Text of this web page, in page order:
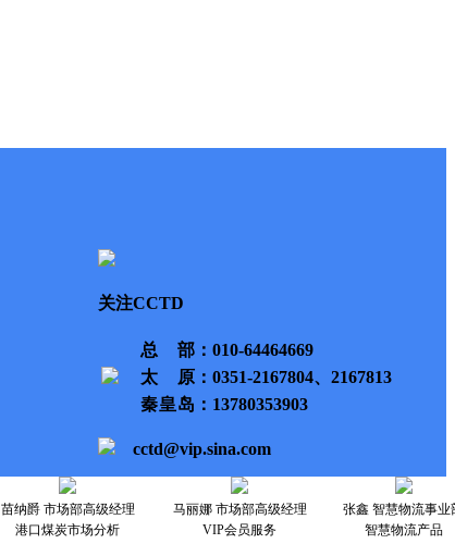
关注CCTD
总部 ：010-64464669
太原 ：0351-2167804、2167813
秦皇岛 ：13780353903
cctd@vip.sina.com
苗纳爵 市场部高级经理
港口煤炭市场分析
马丽娜 市场部高级经理
VIP会员服务
张鑫 智慧物流事业
智慧物流产品